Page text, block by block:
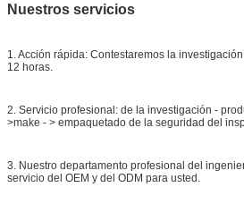
Nuestros servicios
1. Acción rápida: Contestaremos la
12 horas.
2. Servicio profesional: de la investigación -
>make - > empaquetado de la seguridad del
3. Nuestro departamento profesional del
servicio del OEM y del ODM para usted.